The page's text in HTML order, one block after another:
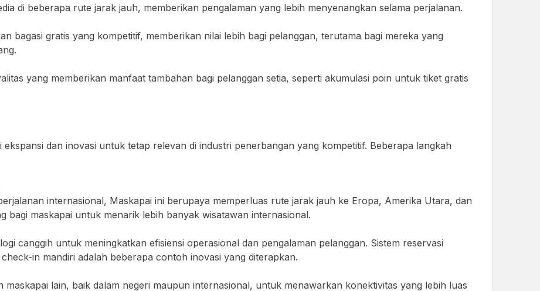
di beberapa rute jarak jauh, memberikan pengalaman yang lebih menyenangkan selama perjalanan.
bagasi gratis yang kompetitif, memberikan nilai lebih bagi pelanggan, terutama bagi mereka yang
yang memberikan manfaat tambahan bagi pelanggan setia, seperti akumulasi poin untuk tiket gratis
dan inovasi untuk tetap relevan di industri penerbangan yang kompetitif. Beberapa langkah
internasional, Maskapai ini berupaya memperluas rute jarak jauh ke Eropa, Amerika Utara, dan
bagi maskapai untuk menarik lebih banyak wisatawan internasional.
canggih untuk meningkatkan efisiensi operasional dan pengalaman pelanggan. Sistem reservasi
in mandiri adalah beberapa contoh inovasi yang diterapkan.
maskapai lain, baik dalam negeri maupun internasional, untuk menawarkan konektivitas yang lebih luas